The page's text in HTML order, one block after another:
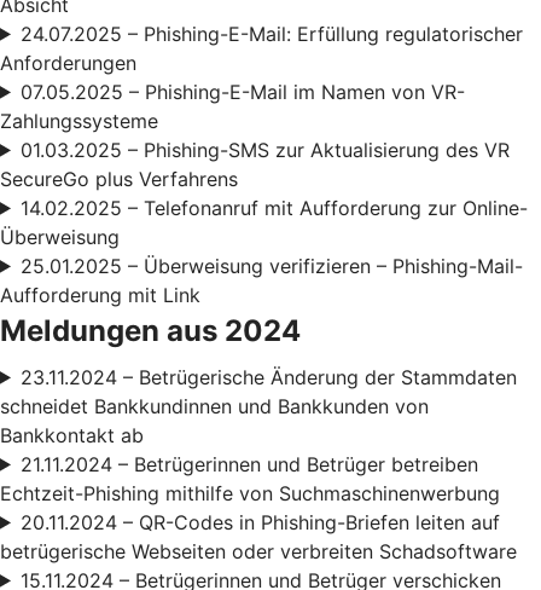
24.07.2025 – Phishing-E-Mail: Erfüllung regulatorischer
Anforderungen
07.05.2025 – Phishing-E-Mail im Namen von VR-
Zahlungssysteme
01.03.2025 – Phishing-SMS zur Aktualisierung des VR
SecureGo plus Verfahrens
14.02.2025 – Telefonanruf mit Aufforderung zur Online-
Überweisung
25.01.2025 – Überweisung verifizieren – Phishing-Mail-
Aufforderung mit Link
Meldungen aus 2024
23.11.2024 – Betrügerische Änderung der Stammdaten
schneidet Bankkundinnen und Bankkunden von
Bankkontakt ab
21.11.2024 – Betrügerinnen und Betrüger betreiben
Echtzeit-Phishing mithilfe von Suchmaschinenwerbung
20.11.2024 – QR-Codes in Phishing-Briefen leiten auf
betrügerische Webseiten oder verbreiten Schadsoftware
15.11.2024 – Betrügerinnen und Betrüger verschicken